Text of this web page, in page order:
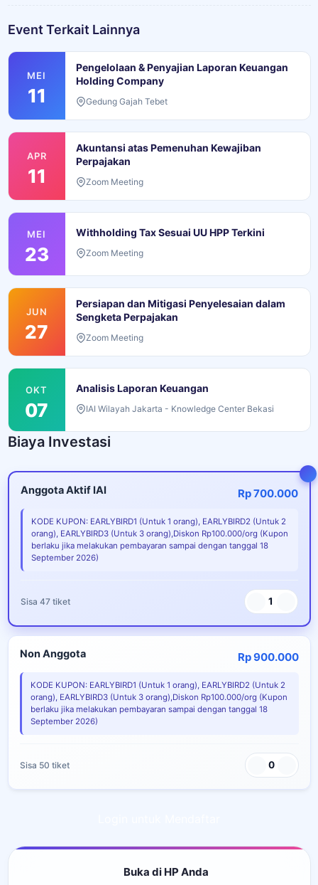
Event Terkait Lainnya
MEI
11
Pengelolaan & Penyajian Laporan Keuangan
Holding Company
Gedung Gajah Tebet
APR
11
Akuntansi atas Pemenuhan Kewajiban
Perpajakan
Zoom Meeting
MEI
23
Withholding Tax Sesuai UU HPP Terkini
Zoom Meeting
JUN
27
Persiapan dan Mitigasi Penyelesaian dalam
Sengketa Perpajakan
Zoom Meeting
OKT
07
Analisis Laporan Keuangan
IAI Wilayah Jakarta - Knowledge Center Bekasi
Biaya Investasi
Anggota Aktif IAI Rp 700.000
KODE KUPON: EARLYBIRD1 (Untuk 1 orang), EARLYBIRD2 (Untuk 2
orang), EARLYBIRD3 (Untuk 3 orang),Diskon Rp100.000/org (Kupon
berlaku jika melakukan pembayaran sampai dengan tanggal 18
September 2026)
Sisa 47 tiket 1
Non Anggota Rp 900.000
KODE KUPON: EARLYBIRD1 (Untuk 1 orang), EARLYBIRD2 (Untuk 2
orang), EARLYBIRD3 (Untuk 3 orang),Diskon Rp100.000/org (Kupon
berlaku jika melakukan pembayaran sampai dengan tanggal 18
September 2026)
Sisa 50 tiket 0
Buka di HP Anda